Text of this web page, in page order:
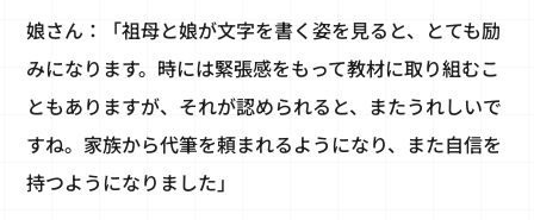
娘さん：「祖母と娘が文字を書く姿を見ると、とても励
みになります。時には緊張感をもって教材に取り組むこ
ともありますが、それが認められると、またうれしいで
すね。家族から代筆を頼まれるようになり、また自信を
持つようになりました」